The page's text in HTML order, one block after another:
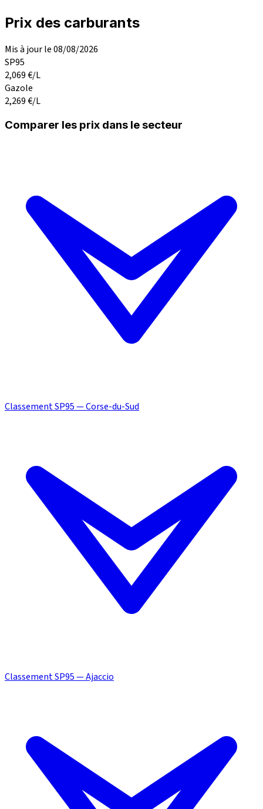
Prix des carburants
Mis à jour le 08/08/2026
SP95
2,069€/L
Gazole
2,269€/L
Comparer les prix dans le secteur
Classement SP95 — Corse-du-Sud
Classement SP95 — Ajaccio